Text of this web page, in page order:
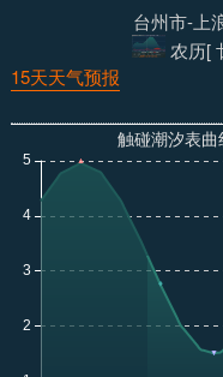
台州市-上
农历[
15天天气预报
触碰潮汐表